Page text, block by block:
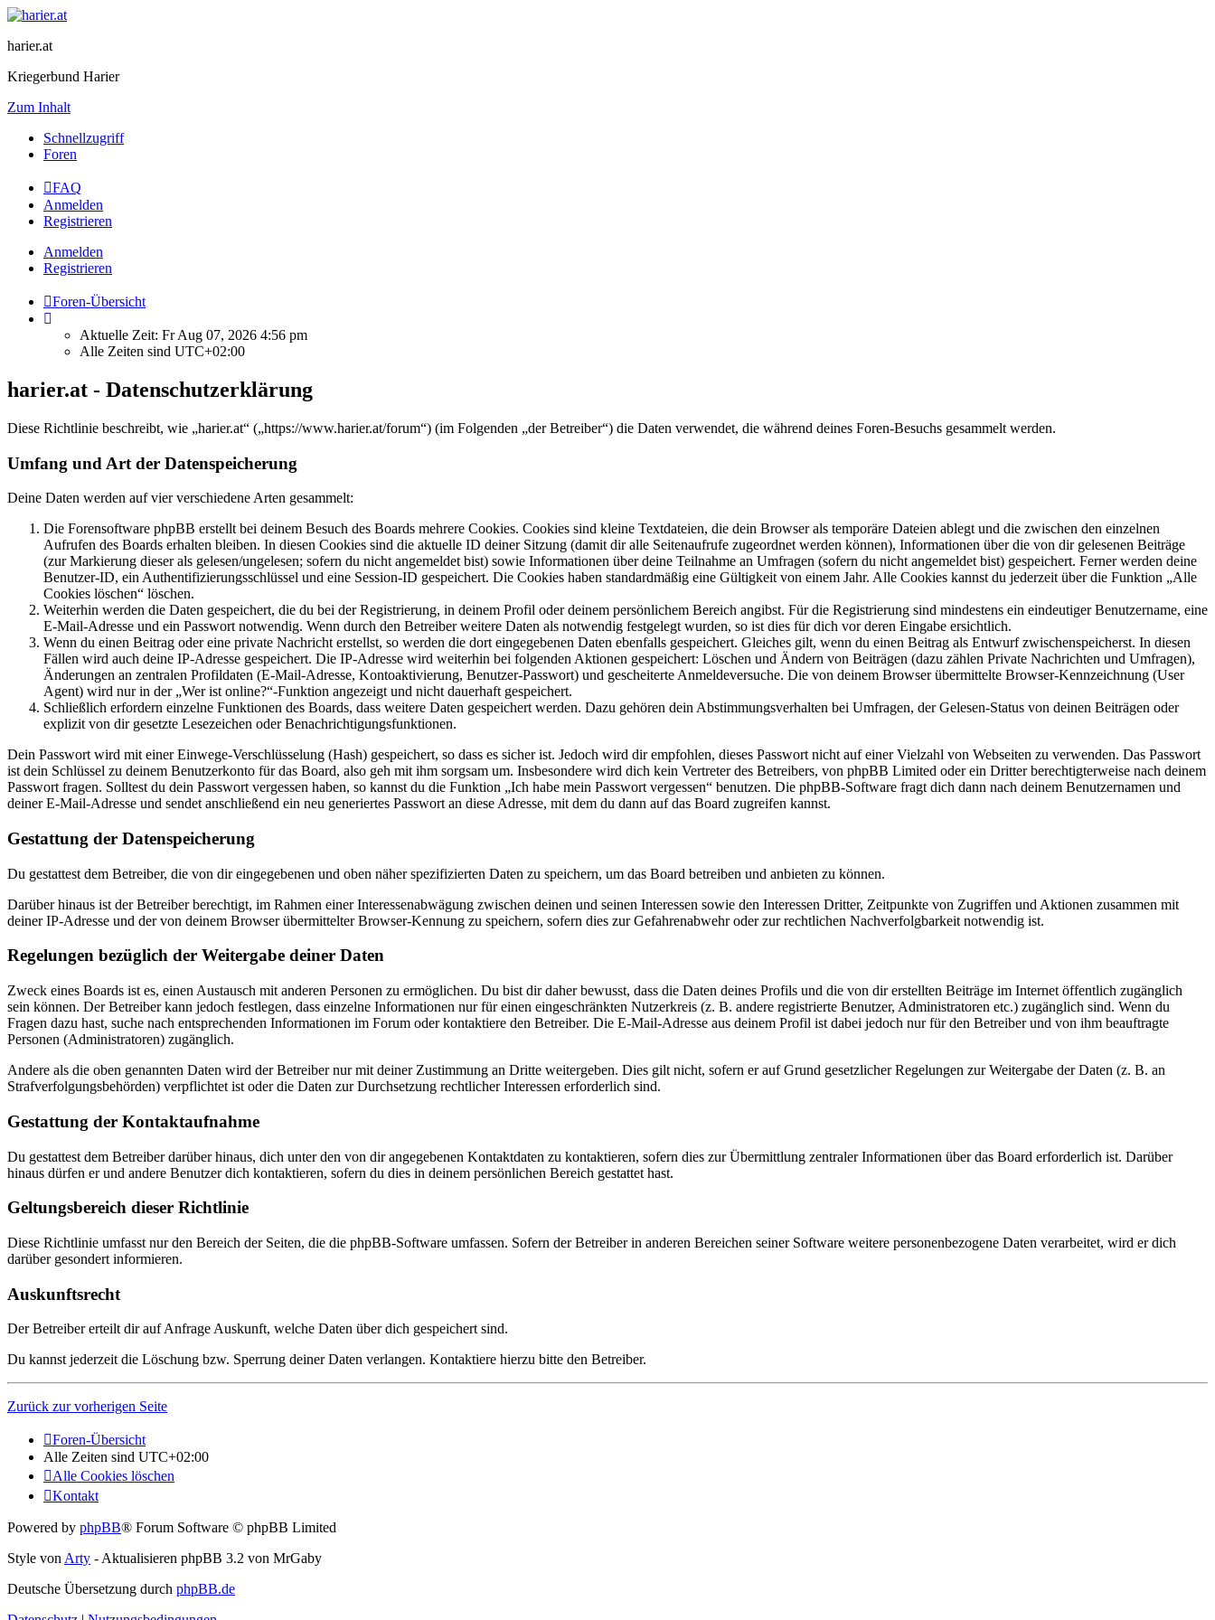
harier.at
Kriegerbund Harier
Zum Inhalt
Schnellzugriff
Foren
FAQ
Anmelden
Registrieren
Anmelden
Registrieren
Foren-Übersicht
Aktuelle Zeit: Fr Aug 07, 2026 4:56 pm
Alle Zeiten sind UTC+02:00
harier.at - Datenschutzerklärung
Diese Richtlinie beschreibt, wie „harier.at“ („https://www.harier.at/forum“) (im Folgenden „der Betreiber“) die Daten verwendet, die während deines Foren-Besuchs gesammelt werden.
Umfang und Art der Datenspeicherung
Deine Daten werden auf vier verschiedene Arten gesammelt:
Die Forensoftware phpBB erstellt bei deinem Besuch des Boards mehrere Cookies. Cookies sind kleine Textdateien, die dein Browser als temporäre Dateien ablegt und die zwischen den einzelnen
Aufrufen des Boards erhalten bleiben. In diesen Cookies sind die aktuelle ID deiner Sitzung (damit dir alle Seitenaufrufe zugeordnet werden können), Informationen über die von dir gelesenen Beiträge
(zur Markierung dieser als gelesen/ungelesen; sofern du nicht angemeldet bist) sowie Informationen über deine Teilnahme an Umfragen (sofern du nicht angemeldet bist) gespeichert. Ferner werden deine
Benutzer-ID, ein Authentifizierungsschlüssel und eine Session-ID gespeichert. Die Cookies haben standardmäßig eine Gültigkeit von einem Jahr. Alle Cookies kannst du jederzeit über die Funktion „Alle
Cookies löschen“ löschen.
Weiterhin werden die Daten gespeichert, die du bei der Registrierung, in deinem Profil oder deinem persönlichem Bereich angibst. Für die Registrierung sind mindestens ein eindeutiger Benutzername, eine
E-Mail-Adresse und ein Passwort notwendig. Wenn durch den Betreiber weitere Daten als notwendig festgelegt wurden, so ist dies für dich vor deren Eingabe ersichtlich.
Wenn du einen Beitrag oder eine private Nachricht erstellst, so werden die dort eingegebenen Daten ebenfalls gespeichert. Gleiches gilt, wenn du einen Beitrag als Entwurf zwischenspeicherst. In diesen
Fällen wird auch deine IP-Adresse gespeichert. Die IP-Adresse wird weiterhin bei folgenden Aktionen gespeichert: Löschen und Ändern von Beiträgen (dazu zählen Private Nachrichten und Umfragen),
Änderungen an zentralen Profildaten (E-Mail-Adresse, Kontoaktivierung, Benutzer-Passwort) und gescheiterte Anmeldeversuche. Die von deinem Browser übermittelte Browser-Kennzeichnung (User
Agent) wird nur in der „Wer ist online?“-Funktion angezeigt und nicht dauerhaft gespeichert.
Schließlich erfordern einzelne Funktionen des Boards, dass weitere Daten gespeichert werden. Dazu gehören dein Abstimmungsverhalten bei Umfragen, der Gelesen-Status von deinen Beiträgen oder
explizit von dir gesetzte Lesezeichen oder Benachrichtigungsfunktionen.
Dein Passwort wird mit einer Einwege-Verschlüsselung (Hash) gespeichert, so dass es sicher ist. Jedoch wird dir empfohlen, dieses Passwort nicht auf einer Vielzahl von Webseiten zu verwenden. Das Passwort
ist dein Schlüssel zu deinem Benutzerkonto für das Board, also geh mit ihm sorgsam um. Insbesondere wird dich kein Vertreter des Betreibers, von phpBB Limited oder ein Dritter berechtigterweise nach deinem
Passwort fragen. Solltest du dein Passwort vergessen haben, so kannst du die Funktion „Ich habe mein Passwort vergessen“ benutzen. Die phpBB-Software fragt dich dann nach deinem Benutzernamen und
deiner E-Mail-Adresse und sendet anschließend ein neu generiertes Passwort an diese Adresse, mit dem du dann auf das Board zugreifen kannst.
Gestattung der Datenspeicherung
Du gestattest dem Betreiber, die von dir eingegebenen und oben näher spezifizierten Daten zu speichern, um das Board betreiben und anbieten zu können.
Darüber hinaus ist der Betreiber berechtigt, im Rahmen einer Interessenabwägung zwischen deinen und seinen Interessen sowie den Interessen Dritter, Zeitpunkte von Zugriffen und Aktionen zusammen mit
deiner IP-Adresse und der von deinem Browser übermittelter Browser-Kennung zu speichern, sofern dies zur Gefahrenabwehr oder zur rechtlichen Nachverfolgbarkeit notwendig ist.
Regelungen bezüglich der Weitergabe deiner Daten
Zweck eines Boards ist es, einen Austausch mit anderen Personen zu ermöglichen. Du bist dir daher bewusst, dass die Daten deines Profils und die von dir erstellten Beiträge im Internet öffentlich zugänglich
sein können. Der Betreiber kann jedoch festlegen, dass einzelne Informationen nur für einen eingeschränkten Nutzerkreis (z. B. andere registrierte Benutzer, Administratoren etc.) zugänglich sind. Wenn du
Fragen dazu hast, suche nach entsprechenden Informationen im Forum oder kontaktiere den Betreiber. Die E-Mail-Adresse aus deinem Profil ist dabei jedoch nur für den Betreiber und von ihm beauftragte
Personen (Administratoren) zugänglich.
Andere als die oben genannten Daten wird der Betreiber nur mit deiner Zustimmung an Dritte weitergeben. Dies gilt nicht, sofern er auf Grund gesetzlicher Regelungen zur Weitergabe der Daten (z. B. an
Strafverfolgungsbehörden) verpflichtet ist oder die Daten zur Durchsetzung rechtlicher Interessen erforderlich sind.
Gestattung der Kontaktaufnahme
Du gestattest dem Betreiber darüber hinaus, dich unter den von dir angegebenen Kontaktdaten zu kontaktieren, sofern dies zur Übermittlung zentraler Informationen über das Board erforderlich ist. Darüber
hinaus dürfen er und andere Benutzer dich kontaktieren, sofern du dies in deinem persönlichen Bereich gestattet hast.
Geltungsbereich dieser Richtlinie
Diese Richtlinie umfasst nur den Bereich der Seiten, die die phpBB-Software umfassen. Sofern der Betreiber in anderen Bereichen seiner Software weitere personenbezogene Daten verarbeitet, wird er dich
darüber gesondert informieren.
Auskunftsrecht
Der Betreiber erteilt dir auf Anfrage Auskunft, welche Daten über dich gespeichert sind.
Du kannst jederzeit die Löschung bzw. Sperrung deiner Daten verlangen. Kontaktiere hierzu bitte den Betreiber.
Zurück zur vorherigen Seite
Foren-Übersicht
Alle Zeiten sind UTC+02:00
Alle Cookies löschen
Kontakt
Powered by phpBB® Forum Software © phpBB Limited
Style vonArty - Aktualisieren phpBB 3.2 von MrGaby
Deutsche Übersetzung durch phpBB.de